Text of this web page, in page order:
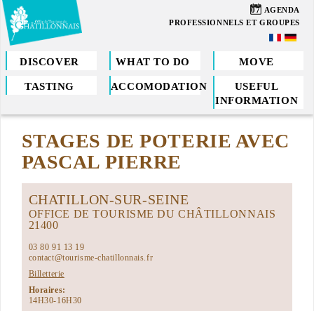
Skip
to
main
content
07 AGENDA
PROFESSIONNELS ET GROUPES
DISCOVER WHAT TO DO MOVE
TASTING ACCOMODATION
USEFUL
INFORMATION
You
are
hereSTAGES DE POTERIE AVEC
PASCAL PIERRE
CHATILLON-SUR-SEINE
OFFICE DE TOURISME DU CHÂTILLONNAIS
21400
03 80 91 13 19
contact@tourisme-chatillonnais.fr
Billetterie
Horaires:
14H30-16H30